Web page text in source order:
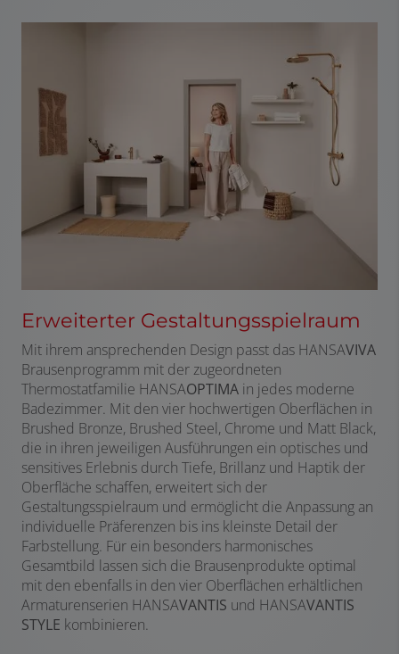
Erweiterter Gestaltungsspielraum
Mit ihrem ansprechenden Design passt das HANSAVIVA
Brausenprogramm mit der zugeordneten
Thermostatfamilie HANSAOPTIMA in jedes moderne
Badezimmer. Mit den vier hochwertigen Oberflächen in
Brushed Bronze, Brushed Steel, Chrome und Matt Black,
die in ihren jeweiligen Ausführungen ein optisches und
sensitives Erlebnis durch Tiefe, Brillanz und Haptik der
Oberfläche schaffen, erweitert sich der
Gestaltungsspielraum und ermöglicht die Anpassung an
individuelle Präferenzen bis ins kleinste Detail der
Farbstellung. Für ein besonders harmonisches
Gesamtbild lassen sich die Brausenprodukte optimal
mit den ebenfalls in den vier Oberflächen erhältlichen
Armaturenserien HANSAVANTIS und HANSAVANTIS
STYLE kombinieren.